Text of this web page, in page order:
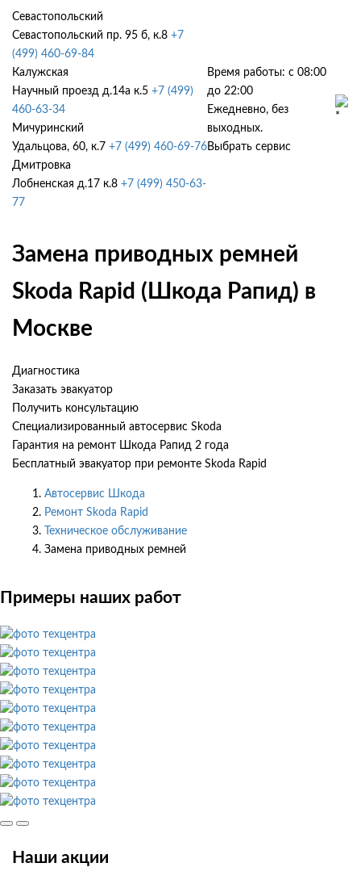
Севастопольский
Севастопольский пр. 95 б, к.8 +7
(499) 460-69-84
Калужская
Научный проезд д.14а к.5 +7 (499)
460-63-34
Мичуринский
Удальцова, 60, к.7 +7 (499) 460-69-76
Дмитровка
Лобненская д.17 к.8 +7 (499) 450-63-
77
Время работы: с 08:00
до 22:00
Ежедневно, без
выходных.
Выбрать сервис
Замена приводных ремней
Skoda Rapid (Шкода Рапид) в
Москве
Диагностика
Заказать эвакуатор
Получить консультацию
Специализированный автосервис Skoda
Гарантия на ремонт Шкода Рапид 2 года
Бесплатный эвакуатор при ремонте Skoda Rapid
Автосервис Шкода
Ремонт Skoda Rapid
Техническое обслуживание
Замена приводных ремней
Примеры наших работ
Наши акции